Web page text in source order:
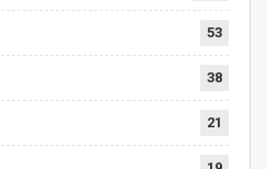
53
38
21